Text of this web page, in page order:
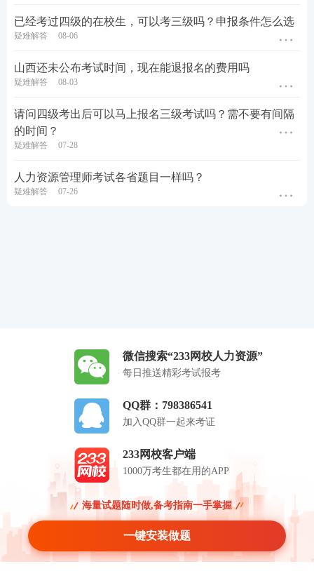
已经考过四级的在校生，可以考三级吗？申报条件怎么选
疑难解答 08-06
山西还未公布考试时间，现在能退报名的费用吗
疑难解答 08-03
请问四级考出后可以马上报名三级考试吗？需不要有间隔
的时间？
疑难解答 07-28
人力资源管理师考试各省题目一样吗？
疑难解答 07-26
微信搜索“233网校人力资源”
每日推送精彩考试报考
QQ群：798386541
加入QQ群一起来考证
233网校客户端
1000万考生都在用的APP
海量试题随时做,备考指南一手掌握
一键安装做题